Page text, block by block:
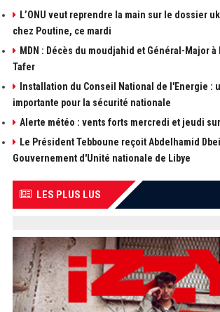
L’ONU veut reprendre la main sur le dossier
chez Poutine, ce mardi
MDN : Décès du moudjahid et Général-Major
Tafer
Installation du Conseil National de l'Energie :
importante pour la sécurité nationale
Alerte météo : vents forts mercredi et jeudi
Le Président Tebboune reçoit Abdelhamid
Gouvernement d'Unité nationale de Libye
LES PLUS LUS